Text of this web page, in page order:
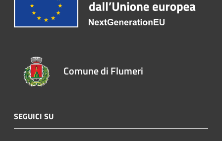
Comune di Flumeri
SEGUICI SU